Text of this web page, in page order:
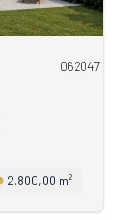
062047
2.800,00 m²